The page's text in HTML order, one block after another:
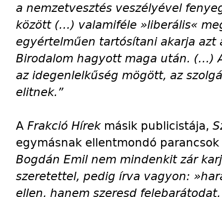
a nemzetvesztés veszélyével
között (…) valamiféle »liberális«
egyértelműen tartósítani akarja
Birodalom hagyott maga után. (…)
az idegenlelkűség mögött, az
elitnek.”
A Frakció Hírek másik publicistája,
egymásnak ellentmondó
Bogdán Emil nem mindenkit zár
szeretettel, pedig írva vagyon:
ellen, hanem szeresd